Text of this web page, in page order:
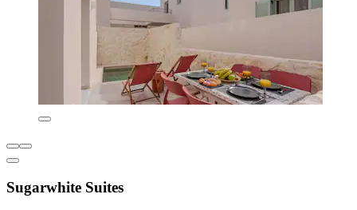
Sugarwhite Suites